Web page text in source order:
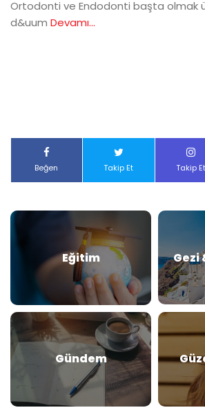
Ortodonti ve Endodonti başta olmak
d&uum Devamı...
Beğen Takip Et Takip Et
Eğitim Gezi
Gündem